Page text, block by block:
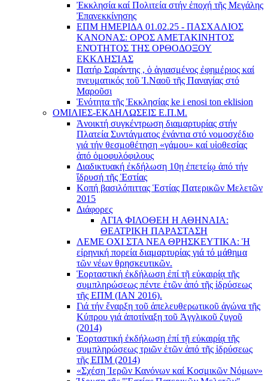
Ἐκκλησία καί Πολιτεία στήν ἐποχή τῆς Μεγάλης
Ἐπανεκκίνησης
ΕΠΜ ΗΜΕΡΙΔΑ 01.02.25 - ΠΑΣΧΑΛΙΟΣ
ΚΑΝΟΝΑΣ: ΟΡΟΣ ΑΜΕΤΑΚΙΝΗΤΟΣ
ΕΝΌΤΗΤΟΣ ΤΗΣ ΟΡΘΟΔΟΞΟΥ
ΕΚΚΛΗΣΊΑΣ
Πατήρ Σαράντης , ὁ ἁγιασμένος ἐφημέριος καί
πνευματικός τοῦ Ἱ.Ναοῦ τῆς Παναγίας στό
Μαροῦσι
Ἑνότητα τῆς Ἐκκλησίας ke i enosi ton eklision
ΟΜΙΛΙΕΣ-ΕΚΔΗΛΩΣΕΙΣ Ε.Π.Μ.
Ἀνοικτή συγκέντρωση διαμαρτυρίας στήν
Πλατεία Συντάγματος ἐνάντια στό νομοσχέδιο
γιά τήν θεσμοθέτηση «γάμου» καί υἱοθεσίας
ἀπό ὁμοφυλόφιλους
Διαδικτυακή ἐκδήλωση 10ῃ ἐπετείῳ ἀπό τήν
ἵδρυσή τῆς Ἑστίας
Κοπή βασιλόπιττας Ἑστίας Πατερικῶν Μελετῶν
2015
Διάφορες
ΑΓΙΑ ΦΙΛΟΘΕΗ Η ΑΘΗΝΑΙΑ:
ΘΕΑΤΡΙΚΗ ΠΑΡΑΣΤΑΣΗ
ΛΕΜΕ ΟΧΙ ΣΤΑ ΝΕΑ ΘΡΗΣΚΕΥΤΙΚΑ: Ἡ
εἰρηνική πορεία διαμαρτυρίας γιά τό μάθημα
τῶν νέων θρησκευτικῶν.
Ἑορταστική ἐκδήλωση ἐπί τῇ εὐκαιρίᾳ τῆς
συμπληρώσεως πέντε ἐτῶν ἀπό τῆς ἱδρύσεως
τῆς ΕΠΜ (ΙΑΝ 2016).
Γιά τήν ἔναρξη τοῦ ἀπελευθερωτικοῦ ἀγώνα τῆς
Κύπρου γιά ἀποτίναξη τοῦ Ἀγγλικοῦ ζυγοῦ
(2014)
Ἑορταστική ἐκδήλωση ἐπί τῇ εὐκαιρίᾳ τῆς
συμπληρώσεως τριῶν ἐτῶν ἀπό τῆς ἱδρύσεως
τῆς ΕΠΜ (2014)
«Σχέση Ἱερῶν Κανόνων καί Κοσμικῶν Νόμων»